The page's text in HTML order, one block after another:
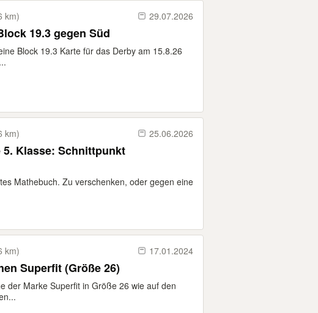
km) 29.07.2026
19.3 gegen Süd
Block 19.3 Karte für das Derby am 15.8.26
km) 25.06.2026
Klasse: Schnittpunkt
Mathebuch. Zu verschenken, oder gegen eine
km) 17.01.2024
Superfit (Größe 26)
der Marke Superfit in Größe 26 wie auf den